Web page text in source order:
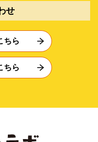
せ
ちら
ちら